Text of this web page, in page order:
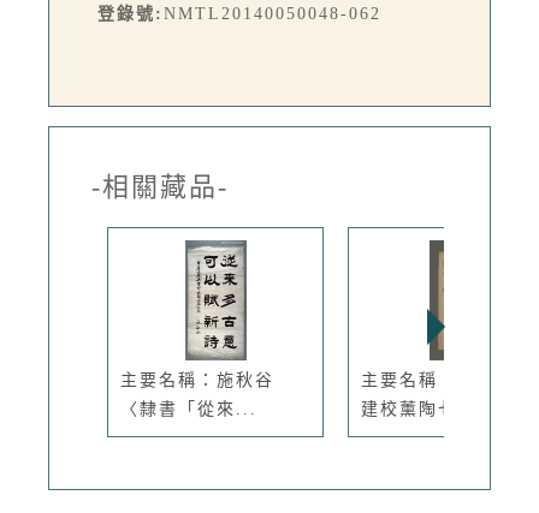
登錄號: NMTL20140050048-062
-相關藏品-
主要名稱：施秋谷
〈隸書「從來...
主要名稱：無題名：
建校薰陶七...